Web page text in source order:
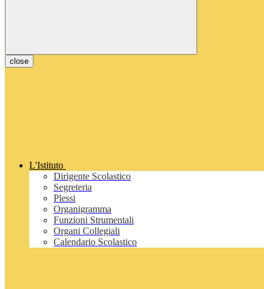
close
L'Istituto
Dirigente Scolastico
Segreteria
Plessi
Organigramma
Funzioni Strumentali
Organi Collegiali
Calendario Scolastico